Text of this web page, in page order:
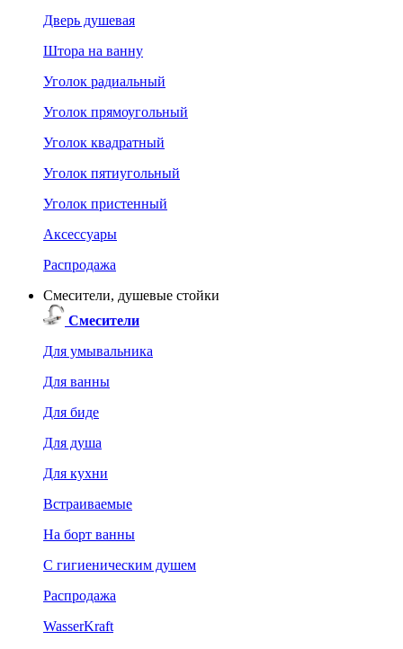
Дверь душевая
Штора на ванну
Уголок радиальный
Уголок прямоугольный
Уголок квадратный
Уголок пятиугольный
Уголок пристенный
Аксессуары
Распродажа
Смесители, душевые стойки
Смесители
Для умывальника
Для ванны
Для биде
Для душа
Для кухни
Встраиваемые
На борт ванны
C гигиеническим душем
Распродажа
WasserKraft